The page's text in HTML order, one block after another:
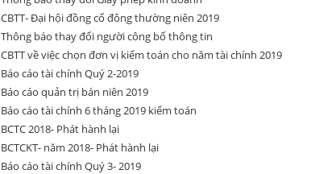
CBTT- Đại hội đồng cổ đông thường niên 2019
Thông báo thay đổi người công bố thông tin
CBTT về việc chọn đơn vị kiểm toán cho năm tài chính 2019
Báo cáo tài chính Quý 2-2019
Báo cáo quản trị bán niên 2019
Báo cáo tài chính 6 tháng 2019 kiểm toán
BCTC 2018- Phát hành lại
BCTCKT- năm 2018- Phát hành lại
Báo cáo tài chính Quý 3- 2019